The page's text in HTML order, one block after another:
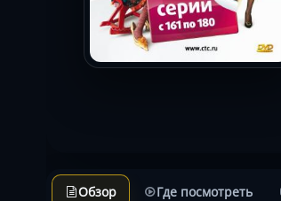
Обзор Где посмотреть